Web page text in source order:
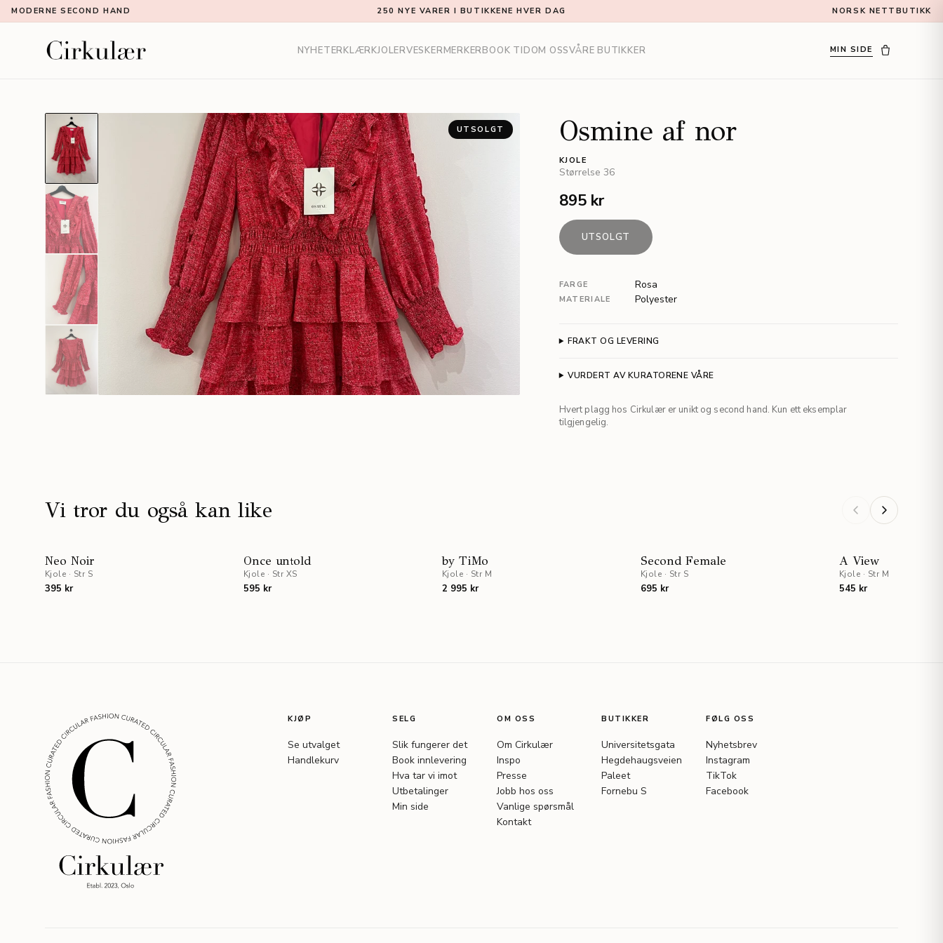
MODERNE SECOND HAND 250 NYE VARER I BUTIKKENE HVER DAG NORSK NETTBUTIKK
NYHETERKLÆRKJOLERVESKERMERKERBOOK TIDOM OSSVÅRE BUTIKKER MIN SIDE
UTSOLGT Osmine af nor
KJOLE
Størrelse 36
895 kr
UTSOLGT
FARGE Rosa
MATERIALE Polyester
FRAKT OG LEVERING
VURDERT AV KURATORENE VÅRE
Hvert plagg hos Cirkulær er unikt og second hand. Kun ett eksemplar
tilgjengelig.
Vi tror du også kan like
Neo Noir
Kjole · Str S
395 kr
Once untold
Kjole · Str XS
595 kr
by TiMo
Kjole · Str M
2 995 kr
Second Female
Kjole · Str S
695 kr
A View
Kjole · Str M
545 kr
KJØP
Se utvalget
Handlekurv
SELG
Slik fungerer det
Book innlevering
Hva tar vi imot
Utbetalinger
Min side
OM OSS
Om Cirkulær
Inspo
Presse
Jobb hos oss
Vanlige spørsmål
Kontakt
BUTIKKER
Universitetsgata
Hegdehaugsveien
Paleet
Fornebu S
FØLG OSS
Nyhetsbrev
Instagram
TikTok
Facebook